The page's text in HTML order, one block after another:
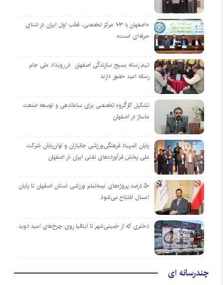
«اصفهان با ۱۰۳ مرکز تخصصی، قطب اول ایران در شنای
حرفه‌ای است»
تیم رسانه بسیج سازندگی اصفهان در رویداد ملی جام
رسانه امید حضور دارند
تشکیل کارگروه تخصصی برای ساماندهی و توسعه صنعت
ماساژ در اصفهان
پایان المپیاد فرهنگی‌ورزشی جانبازان و توان‌یابان شرکت
ملی پخش فرآورده‌های نفتی ایران در اصفهان
۵۰ درصد پروژه‌های نیمه‌تمام ورزشی استان اصفهان تا پایان
امسال افتتاح می‌شود
دختری که از خمینی‌شهر تا ایتالیا روی چرخ‌های امید دوید
چندرسانه ای